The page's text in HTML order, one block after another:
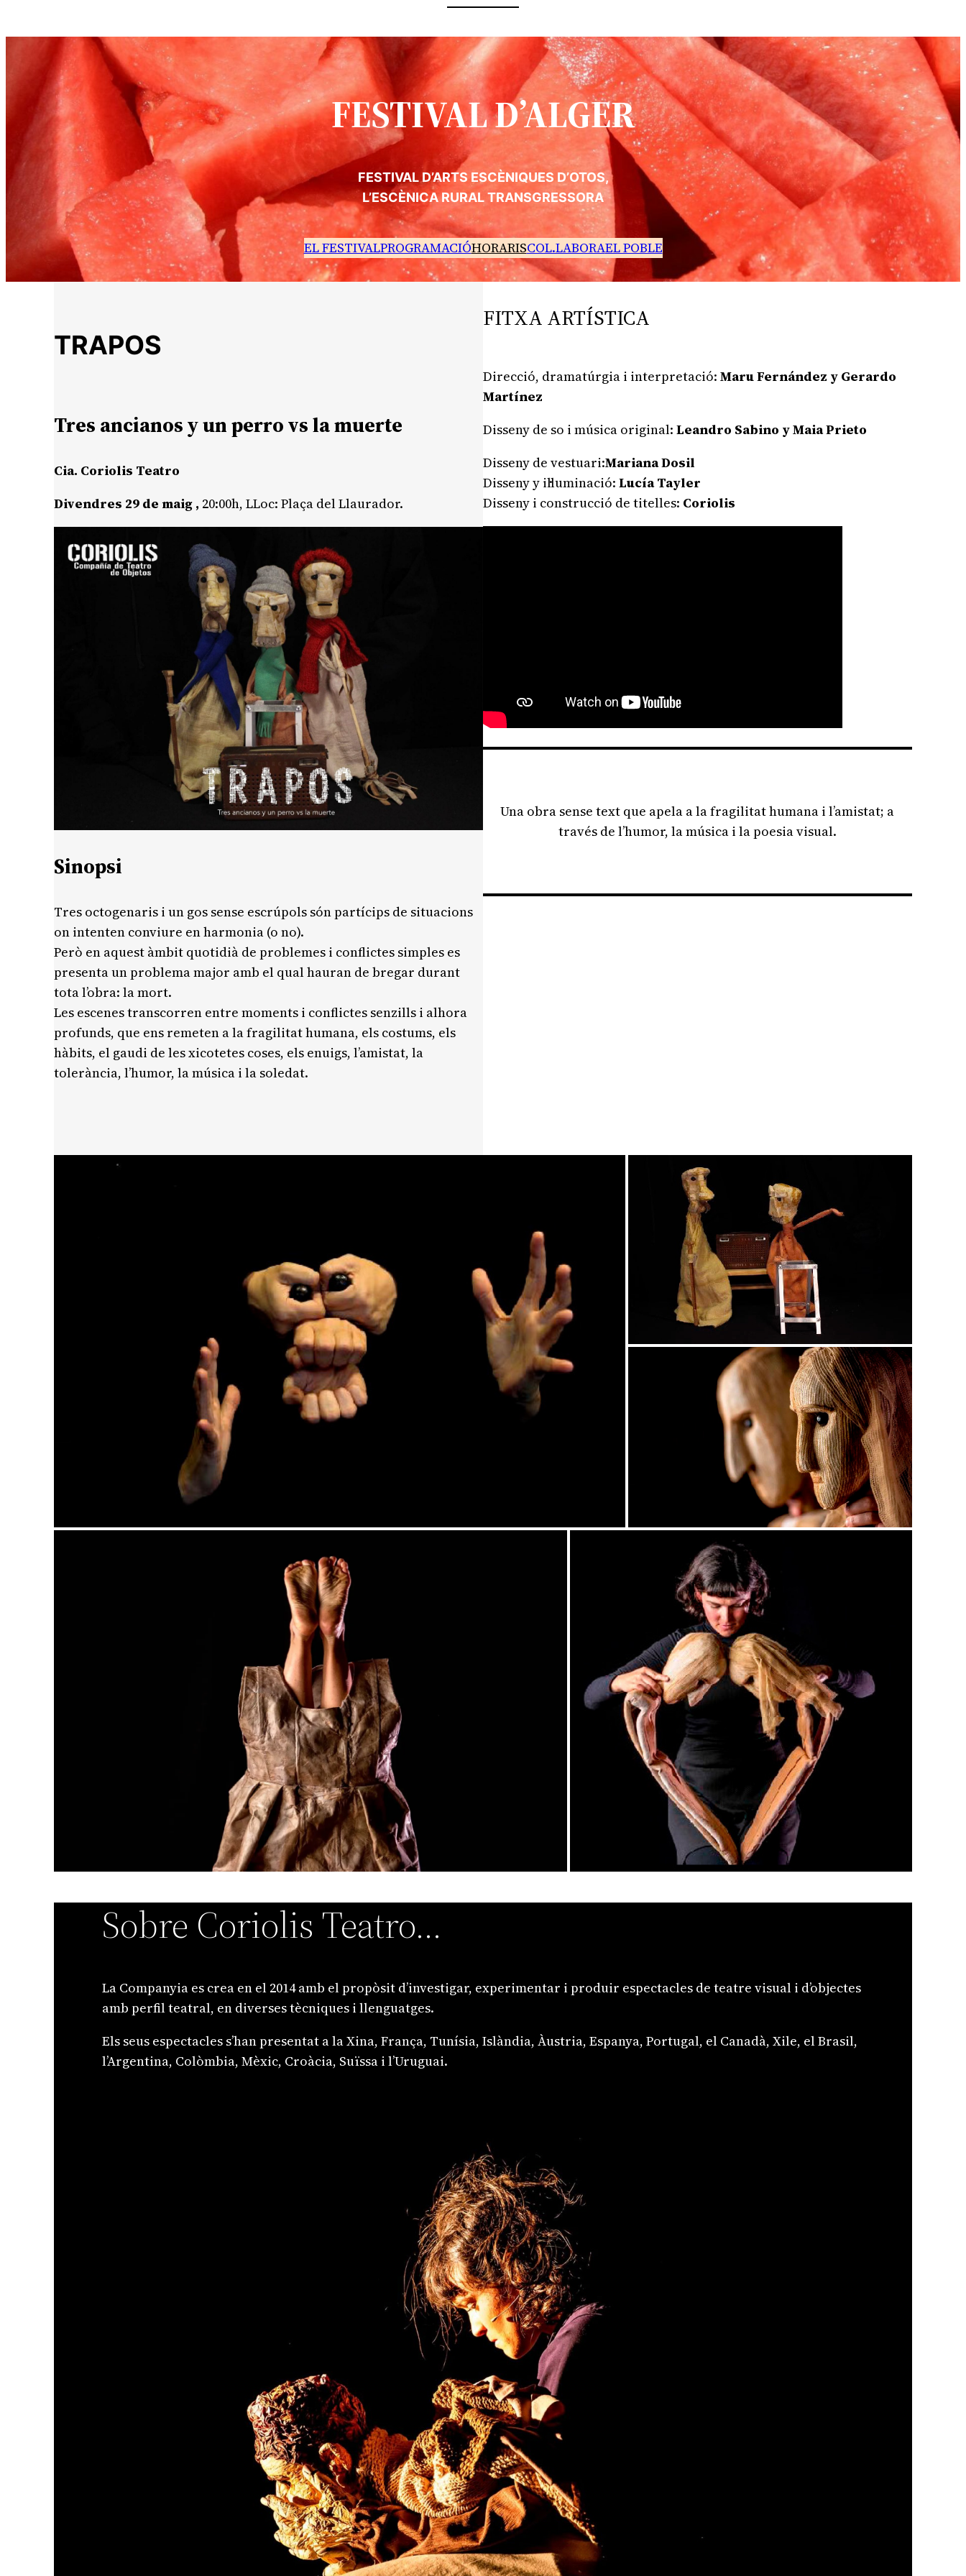
al
contingut
FESTIVAL D’ALGER
FESTIVAL D’ARTS ESCÈNIQUES D’OTOS,
L’ESCÈNICA RURAL TRANSGRESSORA
EL FESTIVALPROGRAMACIÓHORARISCOL.LABORAEL POBLE
TRAPOS
Tres ancianos y un perro vs la muerte
Cia. Coriolis Teatro
Divendres 29 de maig , 20:00h, LLoc: Plaça del Llaurador.
Sinopsi
Tres octogenaris i un gos sense escrúpols són partícips de situacions
on intenten conviure en harmonia (o no).
Però en aquest àmbit quotidià de problemes i conflictes simples es
presenta un problema major amb el qual hauran de bregar durant
tota l’obra: la mort.
Les escenes transcorren entre moments i conflictes senzills i alhora
profunds, que ens remeten a la fragilitat humana, els costums, els
hàbits, el gaudi de les xicotetes coses, els enuigs, l’amistat, la
tolerància, l’humor, la música i la soledat.
FITXA ARTÍSTICA
Direcció, dramatúrgia i interpretació: Maru Fernández y Gerardo
Martínez
Disseny de so i música original: Leandro Sabino y Maia Prieto
Disseny de vestuari:Mariana Dosil
Disseny y il·luminació: Lucía Tayler
Disseny i construcció de titelles: Coriolis
Una obra sense text que apela a la fragilitat humana i l’amistat; a
través de l’humor, la música i la poesia visual.
Sobre Coriolis Teatro…
La Companyia es crea en el 2014 amb el propòsit d’investigar, experimentar i produir espectacles de teatre visual i d’objectes
amb perfil teatral, en diverses tècniques i llenguatges.
​Els seus espectacles s’han presentat a la Xina, França, Tunísia, Islàndia, Àustria, Espanya, Portugal, el Canadà, Xile, el Brasil,
l’Argentina, Colòmbia, Mèxic, Croàcia, Suïssa i l’Uruguai.